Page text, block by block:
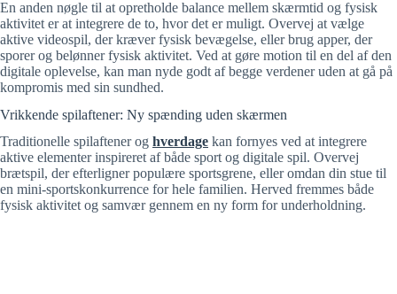
y
V
i
d
En anden nøgle til at opretholde balance mellem skærmtid og fysisk
aktivitet er at integrere de to, hvor det er muligt. Overvej at vælge
aktive videospil, der kræver fysisk bevægelse, eller brug apper, der
sporer og belønner fysisk aktivitet. Ved at gøre motion til en del af den
digitale oplevelse, kan man nyde godt af begge verdener uden at gå på
kompromis med sin sundhed.
Vrikkende spilaftener: Ny spænding uden skærmen
Traditionelle spilaftener og hverdage kan fornyes ved at integrere
aktive elementer inspireret af både sport og digitale spil. Overvej
brætspil, der efterligner populære sportsgrene, eller omdan din stue til
en mini-sportskonkurrence for hele familien. Herved fremmes både
fysisk aktivitet og samvær gennem en ny form for underholdning.